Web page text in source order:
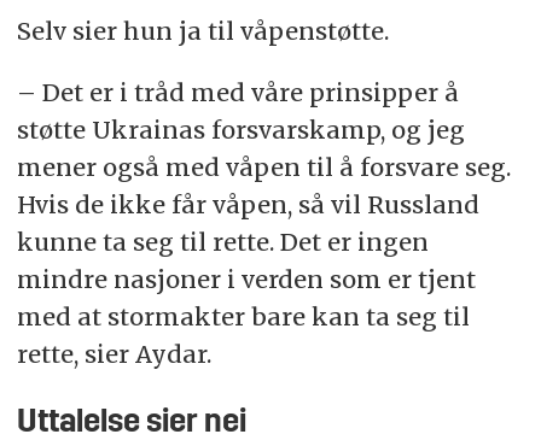
Selv sier hun ja til våpenstøtte.
– Det er i tråd med våre prinsipper å
støtte Ukrainas forsvarskamp, og jeg
mener også med våpen til å forsvare seg.
Hvis de ikke får våpen, så vil Russland
kunne ta seg til rette. Det er ingen
mindre nasjoner i verden som er tjent
med at stormakter bare kan ta seg til
rette, sier Aydar.
Uttalelse sier nei